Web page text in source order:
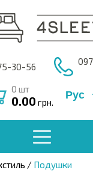
30-56
0 шт
0.00 грн.
Рус
/ Подушки